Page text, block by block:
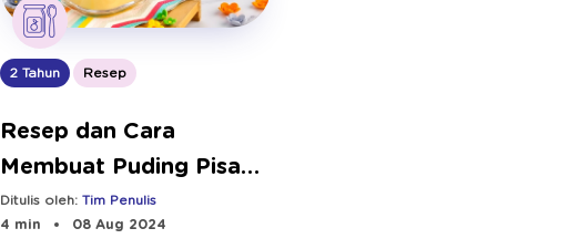
2 Tahun Resep
Resep dan Cara
Membuat Puding Pisang
| Bebeclub
Ditulis oleh:Tim Penulis
4 min
08 Aug 2024